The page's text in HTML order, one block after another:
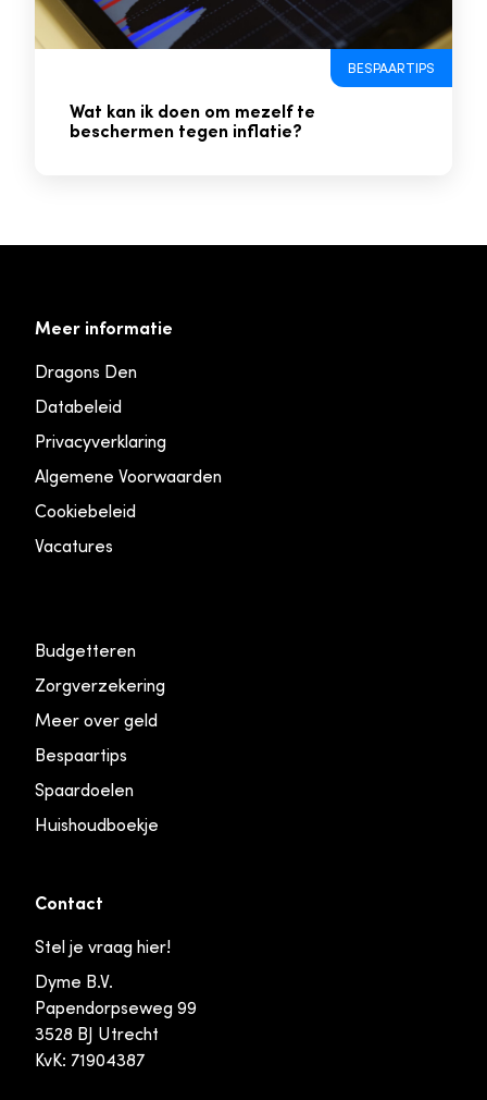
BESPAARTIPS
Wat kan ik doen om mezelf te
beschermen tegen inflatie?
Meer informatie
Dragons Den
Databeleid
Privacyverklaring
Algemene Voorwaarden
Cookiebeleid
Vacatures
Budgetteren
Zorgverzekering
Meer over geld
Bespaartips
Spaardoelen
Huishoudboekje
Contact
Stel je vraag hier!
Dyme B.V.
Papendorpseweg 99
3528 BJ Utrecht
KvK: 71904387